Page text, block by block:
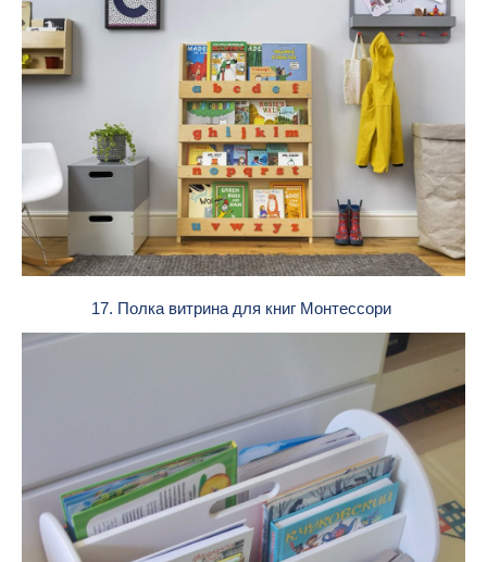
17. Полка витрина для книг Монтессори